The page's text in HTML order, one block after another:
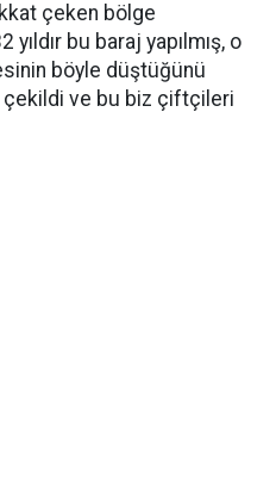
çeken bölge
bu baraj yapılmış, o
böyle düştüğünü
ve bu biz çiftçileri